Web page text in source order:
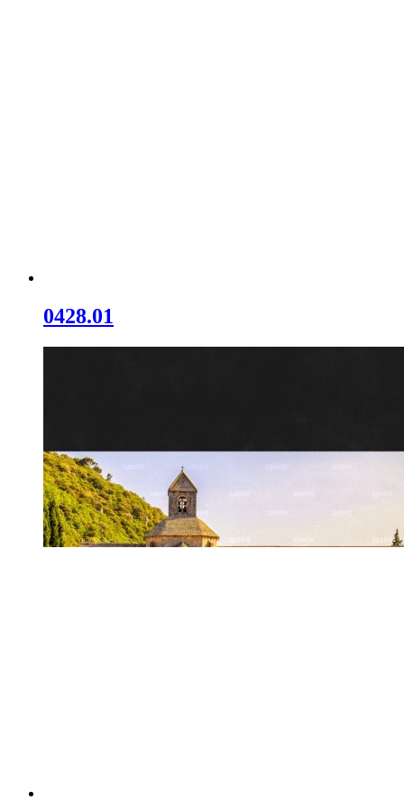
0428.01